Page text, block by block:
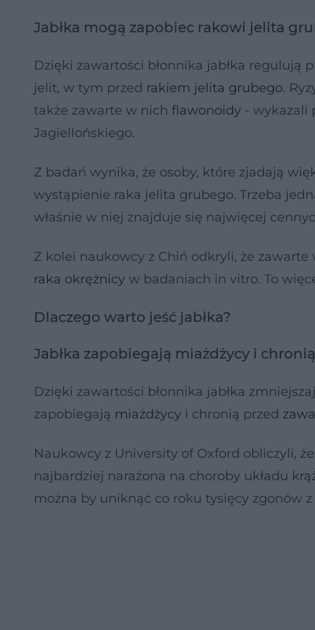
Jabłka mogą zapobiec rakowi jelita
Dzięki zawartości błonnika jabłka regulują
jelit, w tym przed rakiem jelita grubego.
także zawarte w nich flawonoidy - wykazali
Jagiellońskiego.
Z badań wynika, że osoby, które zjadają
wystąpienie raka jelita grubego. Trzeba
właśnie w niej znajduje się najwięcej
Z kolei naukowcy z Chiń odkryli, że
raka okrężnicy w badaniach in vitro. To
Dlaczego warto jeść jabłka?
Jabłka zapobiegają miażdżycy i
Dzięki zawartości błonnika jabłka
zapobiegają miażdżycy i chronią przed
Naukowcy z University of Oxford obliczyli,
najbardziej narażona na choroby układu
można by uniknąć co roku tysięcy zgonów z